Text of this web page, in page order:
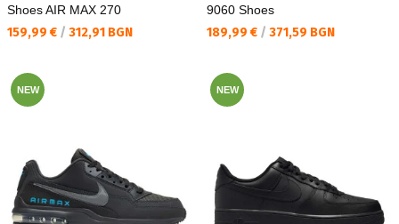
Shoes AIR MAX 270
Текуща цена:
159,99 € / 312,91 BGN
9060 Shoes
Текуща цена:
189,99 € / 371,59 BGN
NEW NEW